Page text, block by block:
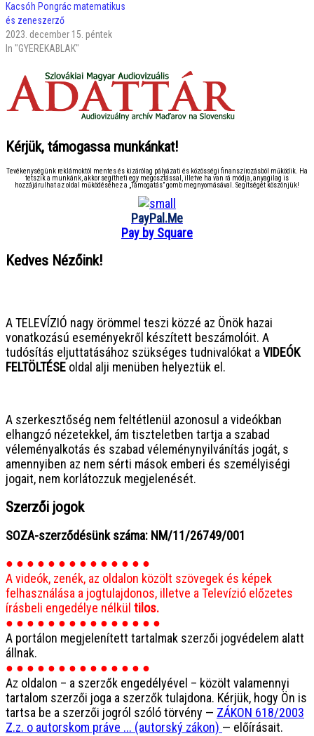
Kacsóh Pongrác matematikus
és zeneszerző
2023. december 15. péntek
In "GYEREKABLAK"
Kérjük, támogassa munkánkat!
Tevékenységünk reklámoktól mentes és kizárólag pályázati és közösségi finanszírozásból működik. Ha
tetszik a munkánk, akkor segítheti egy megosztással, illetve ha van rá módja, anyagilag is
hozzájárulhat az oldal működéséhez a „Támogatás” gomb megnyomásával. Segítségét köszönjük!
PayPal.Me
Pay by Square
Kedves Nézőink!
A TELEVÍZIÓ nagy örömmel teszi közzé az Önök hazai
vonatkozású eseményekről készített beszámolóit. A
tudósítás eljuttatásához szükséges tudnivalókat aVIDEÓK
FELTÖLTÉSE oldal alji menüben helyeztük el.
A szerkesztőség nem feltétlenül azonosul a videókban
elhangzó nézetekkel, ám tiszteletben tartja a szabad
véleményalkotás és szabad véleménynyilvánítás jogát, s
amennyiben az nem sérti mások emberi és személyiségi
jogait, nem korlátozzuk megjelenését.
Szerzői jogok
SOZA-szerződésünk száma: NM/11/26749/001
● ● ● ● ● ● ● ● ● ● ● ● ● ●
A videók, zenék, az oldalon közölt szövegek és képek
felhasználása a jogtulajdonos, illetve a Televízió előzetes
írásbeli engedélye nélkül tilos.
● ● ● ● ● ● ● ● ● ● ● ● ● ● ●
A portálon megjelenített tartalmak szerzői jogvédelem alatt
állnak.
● ● ● ● ● ● ● ● ● ● ● ● ● ●
Az oldalon – a szerzők engedélyével – közölt valamennyi
tartalom szerzői joga a szerzők tulajdona. Kérjük, hogy Ön is
tartsa be a szerzői jogról szóló törvény — ZÁKON 618/2003
Z.z. o autorskom práve ... (autorský zákon) — előírásait.